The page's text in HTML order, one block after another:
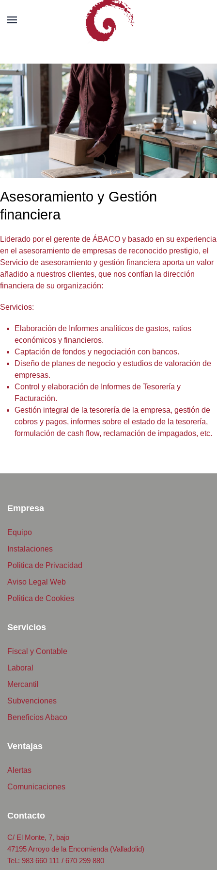
Asesoramiento y Gestión
financiera
Liderado por el gerente de ÁBACO y basado en su experiencia
en el asesoramiento de empresas de reconocido prestigio, el
Servicio de asesoramiento y gestión financiera aporta un valor
añadido a nuestros clientes, que nos confían la dirección
financiera de su organización:
Servicios:
Elaboración de Informes analíticos de gastos, ratios
económicos y financieros.
Captación de fondos y negociación con bancos.
Diseño de planes de negocio y estudios de valoración de
empresas.
Control y elaboración de Informes de Tesorería y
Facturación.
Gestión integral de la tesorería de la empresa, gestión de
cobros y pagos, informes sobre el estado de la tesorería,
formulación de cash flow, reclamación de impagados, etc.
Empresa
Equipo
Instalaciones
Politica de Privacidad
Aviso Legal Web
Politica de Cookies
Servicios
Fiscal y Contable
Laboral
Mercantil
Subvenciones
Beneficios Abaco
Ventajas
Alertas
Comunicaciones
Contacto
C/ El Monte, 7, bajo
47195 Arroyo de la Encomienda (Valladolid)
Tel.: 983 660 111 / 670 299 880